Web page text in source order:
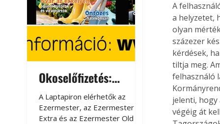
Okoselőfizetés:
Ezermester Extra
A Laptapiron elérhetők az
Ezermester, az Ezermester
Extra és az Ezermester Old
Okoselőfizetés
A Laptapiron
Ezermester, az
Extra és az
A
a helyzetet,
olyan
százezer
kérdések,
tiltja meg.
felhasználó
jelenti,
végéig át